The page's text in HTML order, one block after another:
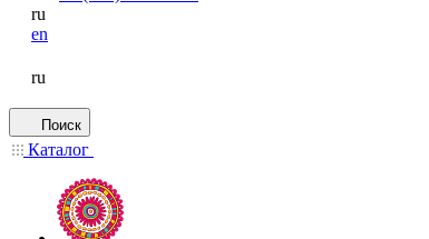
ru
en
ru
Поиск
Каталог